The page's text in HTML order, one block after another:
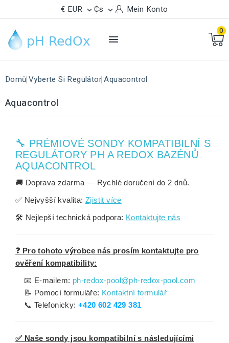
€ EUR  Cs  Mein Konto

0
Domů Vyberte Si Regulátor Aquacontrol
Aquacontrol
🔧 PRÉMIOVÉ SONDY KOMPATIBILNÍ S
REGULÁTORY PH A REDOX BAZÉNŮ
AQUACONTROL
🚚 Doprava zdarma — Rychlé doručení do 2 dnů.
✅ Nejvyšší kvalita: Zjistit více
🛠️ Nejlepší technická podpora: Kontaktujte nás
❓ Pro tohoto výrobce nás prosím kontaktujte pro
ověření kompatibility:
📧 E-mailem: ph-redox-pool@ph-redox-pool.com
📝 Pomocí formuláře: Kontaktní formulář
📞 Telefonicky: +420 602 429 381
✅ Naše sondy jsou kompatibilní s následujícími